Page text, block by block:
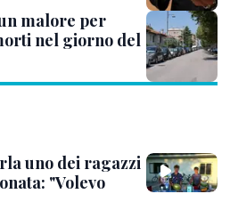
malore per
nel giorno del
uno dei ragazzi
"Volevo